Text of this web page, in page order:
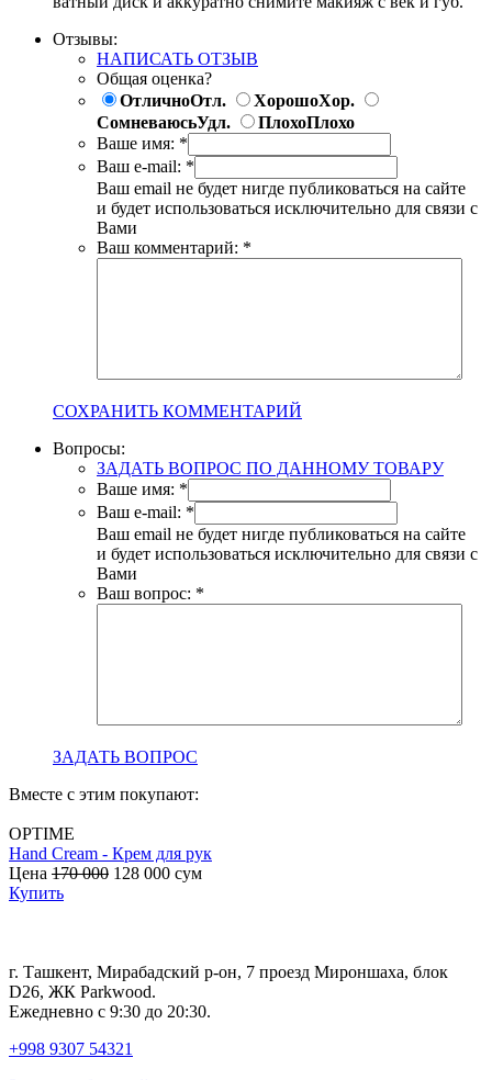
Отзывы:
НАПИСАТЬ ОТЗЫВ
Общая оценка?
ОтличноОтл. ХорошоХор.
СомневаюсьУдл. ПлохоПлохо
Ваше имя: *
Ваш e-mail: *
Ваш email не будет нигде публиковаться на сайте
и будет использоваться исключительно для связи с
Вами
Ваш комментарий: *
СОХРАНИТЬ КОММЕНТАРИЙ
Вопросы:
ЗАДАТЬ ВОПРОС ПО ДАННОМУ ТОВАРУ
Ваше имя: *
Ваш e-mail: *
Ваш email не будет нигде публиковаться на сайте
и будет использоваться исключительно для связи с
Вами
Ваш вопрос: *
ЗАДАТЬ ВОПРОС
Вместе с этим покупают:
OPTIME
Hand Cream - Крем для рук
Цена 170 000 128 000 сум
Купить
г. Ташкент, Мирабадский р-он, 7 проезд Мироншаха, блок
D26, ЖК Раrkwood.
Ежедневно с 9:30 до 20:30.
+998 9307 54321